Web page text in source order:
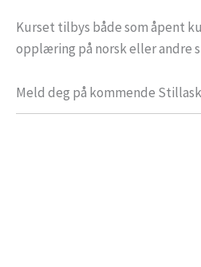
Kurset tilbys både som åpent
opplæring på norsk eller andre
Meld deg på kommende